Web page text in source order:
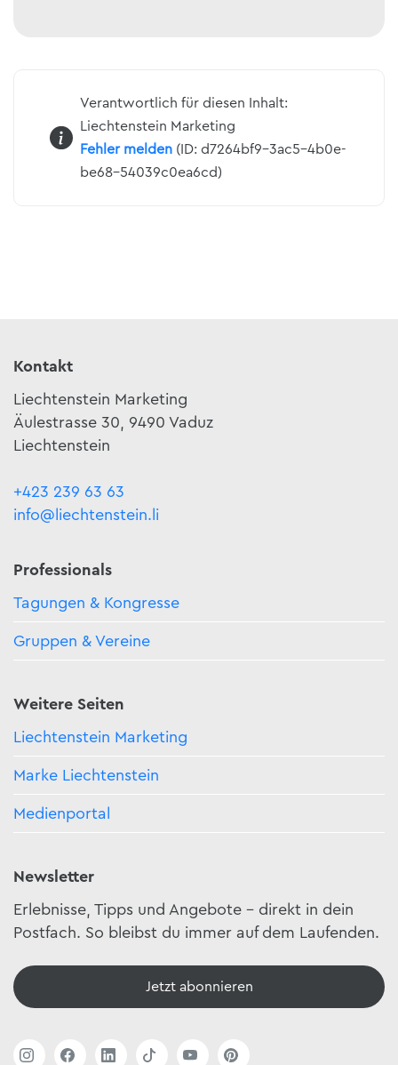
Verantwortlich für diesen Inhalt:
Liechtenstein Marketing
Fehler melden (ID: d7264bf9-3ac5-4b0e-
be68-54039c0ea6cd)
Kontakt
Liechtenstein Marketing
Äulestrasse 30, 9490 Vaduz
Liechtenstein
+423 239 63 63
info@liechtenstein.li
Professionals
Tagungen & Kongresse
Gruppen & Vereine
Weitere Seiten
Liechtenstein Marketing
Marke Liechtenstein
Medienportal
Newsletter
Erlebnisse, Tipps und Angebote – direkt in dein
Postfach. So bleibst du immer auf dem Laufenden.
Jetzt abonnieren